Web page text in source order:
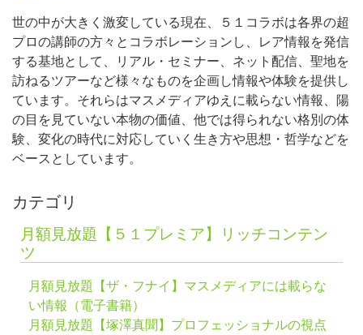
世の中が大きく激変している現在、５１コラボは各界の超
プロの講師の方々とコラボレーションし、レア情報を発信
する基地として、リアル・セミナー、ネット配信、聖地を
訪ねるツアーなど様々なものを企画し情報や体験を提供し
ています。それらはマスメディアゆえに載らない情報、陽
の目を見ていない本物の価値、他では得られない格別の体
験、変化の時代に対応していく生き方や思想・哲学などを
ベースとしています。
カテゴリ
月額見放題【５１プレミア】リッチコンテン
ツ
月額見放題【ザ・フナイ】マスメディアには載らな
い情報（電子書籍）
月額見放題【塚澤真聞】プロフェッショナルの視点